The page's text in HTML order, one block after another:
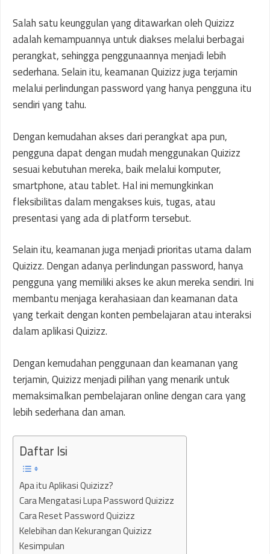
Salah satu keunggulan yang ditawarkan oleh Quizizz
adalah kemampuannya untuk diakses melalui berbagai
perangkat, sehingga penggunaannya menjadi lebih
sederhana. Selain itu, keamanan Quizizz juga terjamin
melalui perlindungan password yang hanya pengguna itu
sendiri yang tahu.
Dengan kemudahan akses dari perangkat apa pun,
pengguna dapat dengan mudah menggunakan Quizizz
sesuai kebutuhan mereka, baik melalui komputer,
smartphone, atau tablet. Hal ini memungkinkan
fleksibilitas dalam mengakses kuis, tugas, atau
presentasi yang ada di platform tersebut.
Selain itu, keamanan juga menjadi prioritas utama dalam
Quizizz. Dengan adanya perlindungan password, hanya
pengguna yang memiliki akses ke akun mereka sendiri. Ini
membantu menjaga kerahasiaan dan keamanan data
yang terkait dengan konten pembelajaran atau interaksi
dalam aplikasi Quizizz.
Dengan kemudahan penggunaan dan keamanan yang
terjamin, Quizizz menjadi pilihan yang menarik untuk
memaksimalkan pembelajaran online dengan cara yang
lebih sederhana dan aman.
Daftar Isi
Apa itu Aplikasi Quizizz?
Cara Mengatasi Lupa Password Quizizz
Cara Reset Password Quizizz
Kelebihan dan Kekurangan Quizizz
Kesimpulan